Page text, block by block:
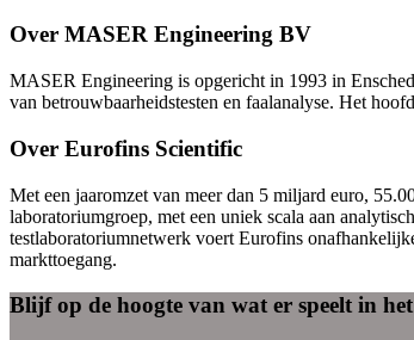
Over MASER Engineering BV
MASER Engineering is opgericht in 1993 in
van betrouwbaarheidstesten en faalanalyse. Het
Over Eurofins Scientific
Met een jaaromzet van meer dan 5 miljard euro,
laboratoriumgroep, met een uniek scala aan
testlaboratoriumnetwerk voert Eurofins
markttoegang.
Blijf op de hoogte van wat er speelt in